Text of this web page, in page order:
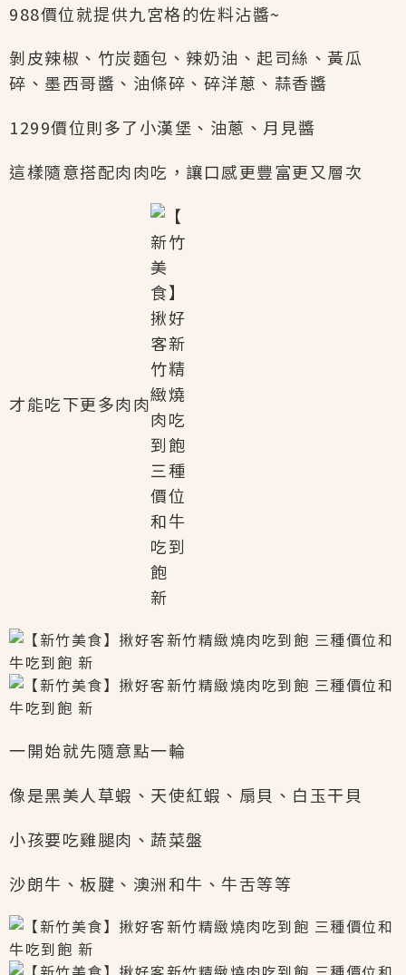
988價位就提供九宮格的佐料沾醬~
剝皮辣椒、竹炭麵包、辣奶油、起司絲、黃瓜
碎、墨西哥醬、油條碎、碎洋蔥、蒜香醬
1299價位則多了小漢堡、油蔥、月見醬
這樣隨意搭配肉肉吃，讓口感更豐富更又層次
才能吃下更多肉肉
一開始就先隨意點一輪
像是黑美人草蝦、天使紅蝦、扇貝、白玉干貝
小孩要吃雞腿肉、蔬菜盤
沙朗牛、板腱、澳洲和牛、牛舌等等